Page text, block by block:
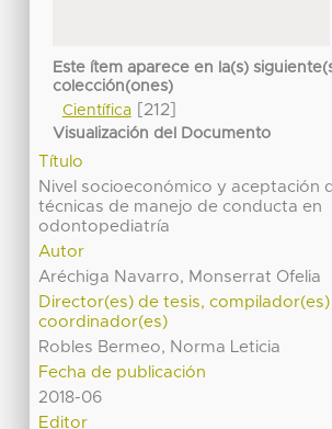
Este ítem aparece en la(s)
colección(ones)
Científica[212]
Visualización del Documento
Título
Nivel socioeconómico y aceptación
técnicas de manejo de conducta en
odontopediatría
Autor
Aréchiga Navarro, Monserrat Ofelia
Director(es) de tesis, compilador(es)
coordinador(es)
Robles Bermeo, Norma Leticia
Fecha de publicación
2018-06
Editor